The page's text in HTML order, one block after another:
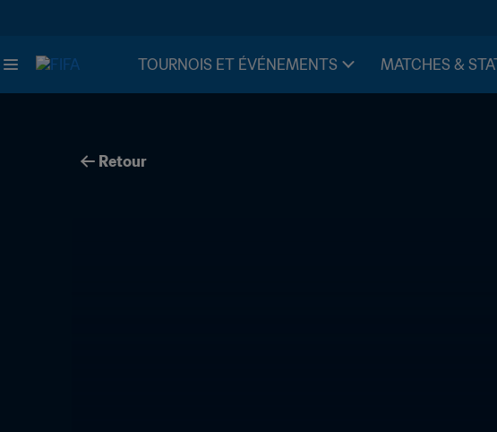
TOURNOIS ET ÉVÉNEMENTS MATCHES &
Retour